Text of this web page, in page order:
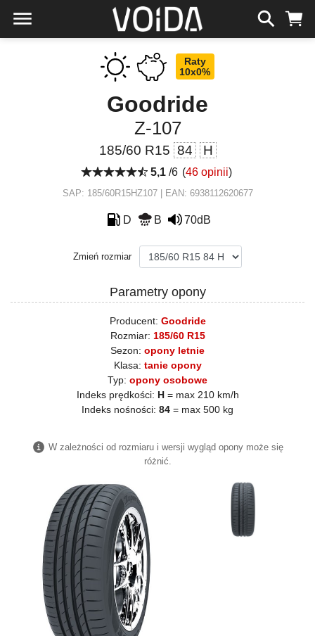
Raty
10x0%
Goodride
Z-107
185/60 R15 84 H
5,1/6 (46 opinii)
SAP: 185/60R15HZ107 | EAN: 6938112620677
D B 70dB
Zmień rozmiar
Parametry opony
Producent: Goodride
Rozmiar: 185/60 R15
Sezon: opony letnie
Klasa: tanie opony
Typ: opony osobowe
Indeks prędkości: H= max 210 km/h
Indeks nośności: 84 = max 500 kg
W zależności od rozmiaru i wersji wygląd opony może się
różnić.